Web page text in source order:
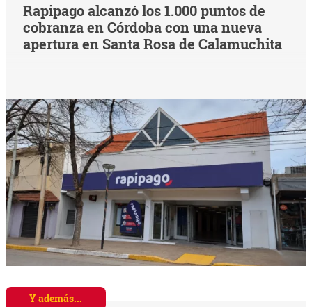
Rapipago alcanzó los 1.000 puntos de
cobranza en Córdoba con una nueva
apertura en Santa Rosa de Calamuchita
Y además...